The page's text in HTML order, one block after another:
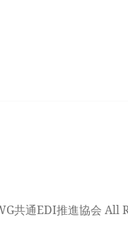
共通EDI推進協会 All